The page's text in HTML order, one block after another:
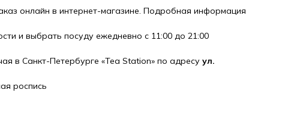
онлайн в интернет-магазине. Подробная информация
и выбрать посуду ежедневно с 11:00 до 21:00
в Санкт-Петербурге «Tea Station» по адресу ул.
роспись